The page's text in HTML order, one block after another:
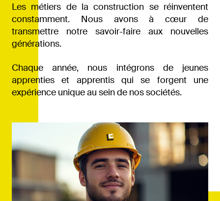
Les métiers de la construction se réinventent
constamment. Nous avons à cœur de
transmettre notre savoir-faire aux nouvelles
générations.
Chaque année, nous intégrons de jeunes
apprenties et apprentis qui se forgent une
expérience unique au sein de nos sociétés.